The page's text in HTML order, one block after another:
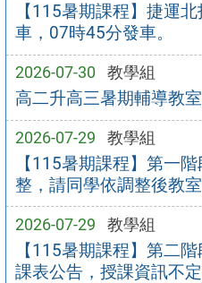
【115暑期課程】捷運
車，07時45分發車。
2026-07-30 教學組
高二升高三暑期輔導教
2026-07-29 教學組
【115暑期課程】第一
整，請同學依調整後教
2026-07-29 教學組
【115暑期課程】第二
課表公告，授課資訊不